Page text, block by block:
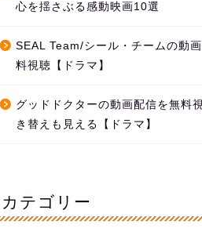
心を揺さぶる感動映画10選
SEAL Team/シール・チームの動
料視聴【ドラマ】
グッドドクターの動画配信を無料
き替えも見える【ドラマ】
カテゴリー